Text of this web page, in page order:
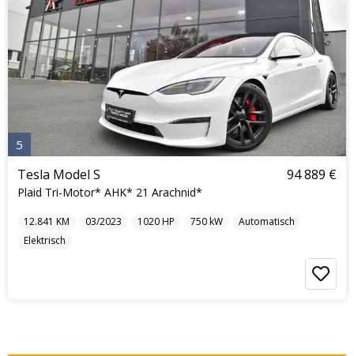
5
Tesla Model S
Plaid Tri-Motor* AHK* 21 Arachnid*
94 889 €
12.841 KM 03/2023 1020HP 750kW
Automatisch
Elektrisch